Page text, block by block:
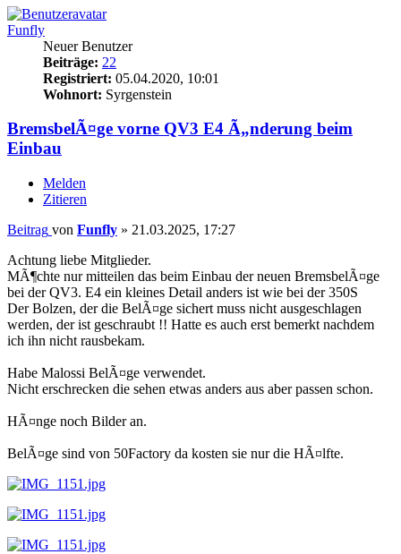
Funfly
Neuer Benutzer
Beiträge: 22
Registriert: 05.04.2020, 10:01
Wohnort: Syrgenstein
BremsbelÃ¤ge vorne QV3 E4 Ã„nderung beim
Einbau
Melden
Zitieren
Beitrag von Funfly » 21.03.2025, 17:27
Achtung liebe Mitglieder.
MÃ¶chte nur mitteilen das beim Einbau der neuen BremsbelÃ¤ge
bei der QV3. E4 ein kleines Detail anders ist wie bei der 350S
Der Bolzen, der die BelÃ¤ge sichert muss nicht ausgeschlagen
werden, der ist geschraubt !! Hatte es auch erst bemerkt nachdem
ich ihn nicht rausbekam.
Habe Malossi BelÃ¤ge verwendet.
Nicht erschrecken die sehen etwas anders aus aber passen schon.
HÃ¤nge noch Bilder an.
BelÃ¤ge sind von 50Factory da kosten sie nur die HÃ¤lfte.